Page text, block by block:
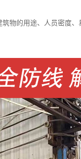
物的用途、人员密度